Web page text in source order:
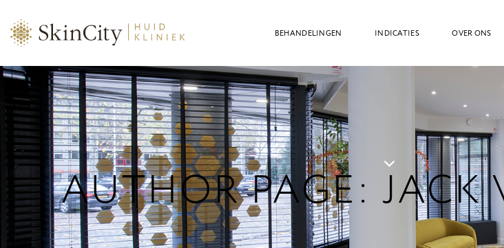
BEHANDELINGEN INDICATIES OVER ONS
AUTHOR PAGE: JACK